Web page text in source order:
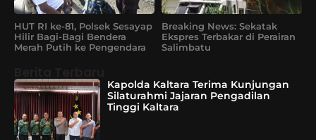
HUT RI ke-81, Polsek Sesayap
Hilir Bagi-Bagi Bendera
Merah Putih ke Pengendara
Breaking News: Sekatak
Ekspres Terbakar di Perairan
Salimbatu
Kapolda Kaltara Terima Kunjungan
Silaturahmi Jajaran Pengadilan
Tinggi Kaltara